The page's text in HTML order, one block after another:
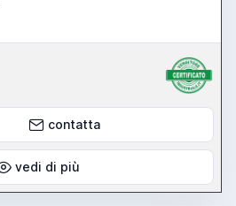
contatta
vedi di più